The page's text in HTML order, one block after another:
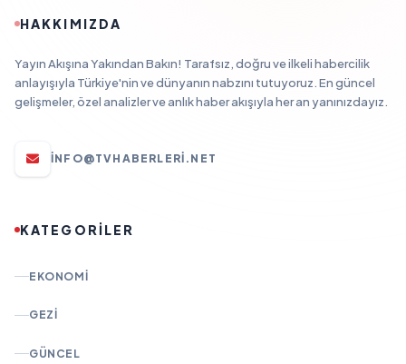
HAKKIMIZDA
Yayın Akışına Yakından Bakın! Tarafsız, doğru ve ilkeli habercilik
anlayışıyla Türkiye'nin ve dünyanın nabzını tutuyoruz. En güncel
gelişmeler, özel analizler ve anlık haber akışıyla her an yanınızdayız.
INFO@TVHABERLERI.NET
KATEGORİLER
EKONOMI
GEZI
GÜNCEL